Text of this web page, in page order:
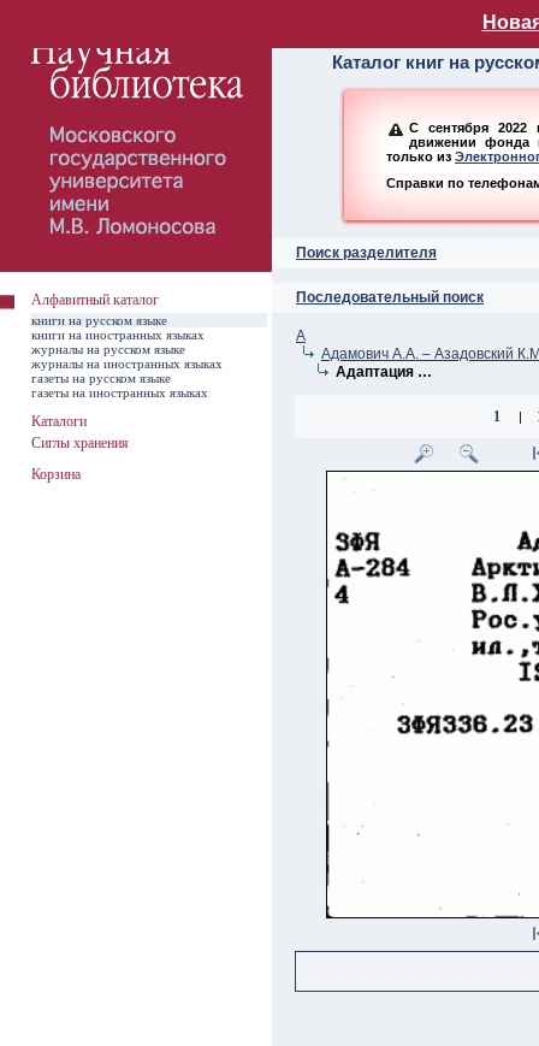
Алфавитный
Каталог книг на
С сентября 2022
движении фонда
только из
Справки по
Поиск разделителя
Последовательный поиск
А
Адамович А.А. – Азадовский
Адаптация …
1 |
Алфавитный каталог
книги на русском языке
книги на иностранных языках
журналы на русском языке
журналы на иностранных языках
газеты на русском языке
газеты на иностранных языках
Каталоги
Сиглы хранения
Корзина